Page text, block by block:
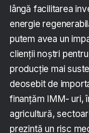
lângă facilitarea
energie
putem avea un
clienții noștri
producție mai
deosebit de
finanțăm IMM- uri,
agricultură,
prezintă un risc